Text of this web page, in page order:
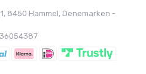
8450 Hammel, Denemarken -